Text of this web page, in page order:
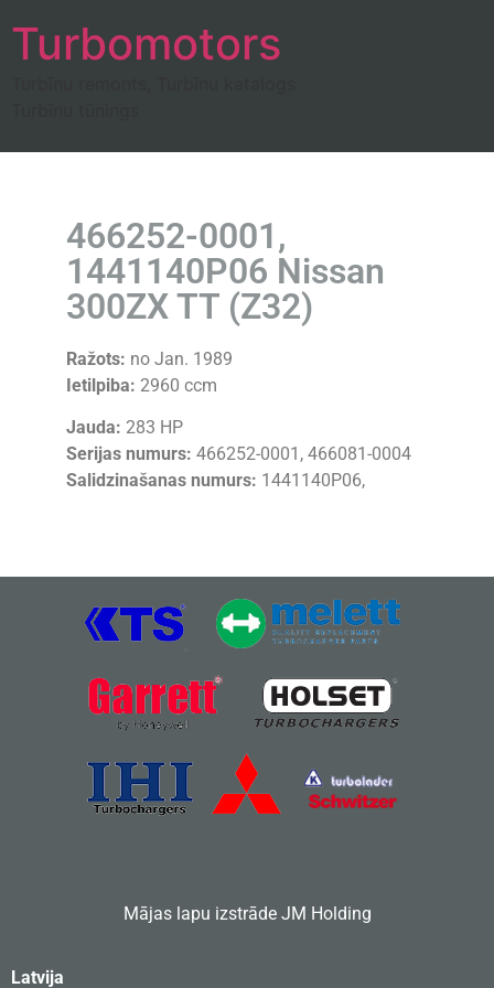
Turbomotors
466252-0001,
1441140P06 Nissan
300ZX TT (Z32)
Ražots: no Jan. 1989
Ietilpiba: 2960 ccm
Jauda: 283 HP
Serijas numurs: 466252-0001, 466081-0004
Salidzinašanas numurs: 1441140P06,
Mājas lapu izstrādeJM Holding
Latvija